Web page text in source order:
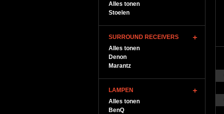
Alles tonen
Stoelen
SURROUND RECEIVERS
Alles tonen
Denon
Marantz
LAMPEN
Alles tonen
BenQ